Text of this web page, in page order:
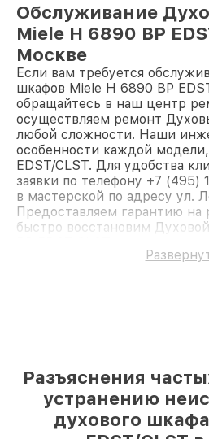
Обслуживание
Miele H 6890 BP
Москве
Если вам требуется
шкафов Miele H 6890 BP
обращайтесь в наш центр
осуществляем ремонт
любой сложности. Наши
особенности каждой
EDST/CLST. Для удобства
заявки по телефону +7
в мастерской по адресу ул.
Предоставляем гарантию
быстро восстановим
Разъяснения
устранению
духового